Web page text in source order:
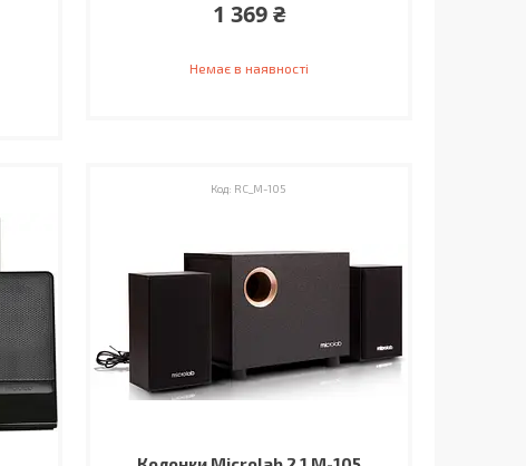
1 369 ₴
Немає в наявності
RC_M-105